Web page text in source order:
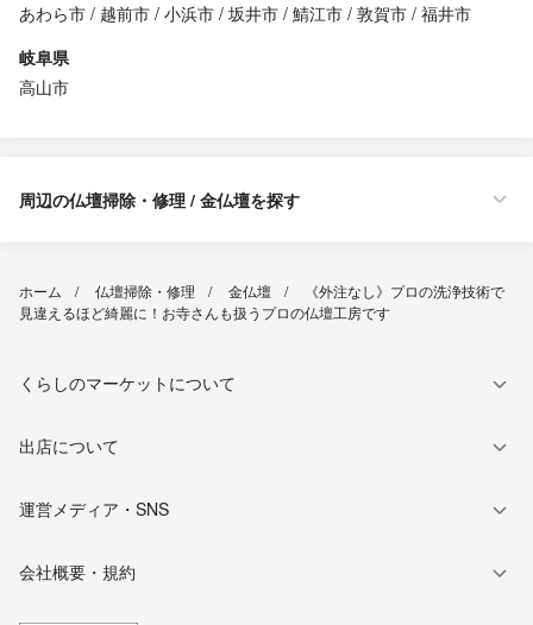
あわら市
越前市 小浜市 坂井市 鯖江市 敦賀市 福井市
岐阜県
高山市
周辺の仏壇掃除・修理 / 金仏壇を探す
ホーム 仏壇掃除・修理 金仏壇
《外注なし》プロの洗浄技術で
見違えるほど綺麗に！お寺さんも扱うプロの仏壇工房です
くらしのマーケットについて
出店について
運営メディア・SNS
会社概要・規約